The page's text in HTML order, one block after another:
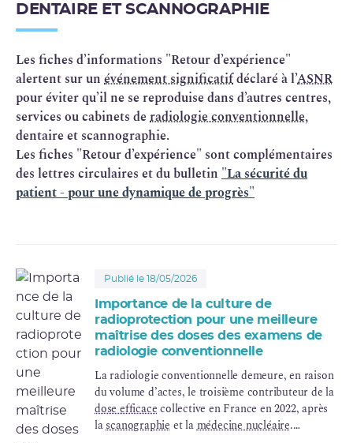
DENTAIRE ET SCANNOGRAPHIE
Les fiches d’informations "Retour d’expérience"
alertent sur un événement significatifdéclaré à l’ASNR
pour éviter qu’il ne se reproduise dans d’autres centres,
services ou cabinets de radiologie conventionnelle,
dentaire et scannographie.
Les fiches "Retour d’expérience" sont complémentaires
des lettres circulaires et du bulletin "La sécurité du
patient - pour une dynamique de progrès"
Publié le 18/05/2026
Importance de la culture de
radioprotection pour une meilleure
maîtrise des doses des examens de
radiologie conventionnelle
La radiologie conventionnelle demeure, en raison
du volume d’actes, le troisième contributeur de la
dose efficacecollective en France en 2022, après
lascanographie et lamédecine nucléaire.